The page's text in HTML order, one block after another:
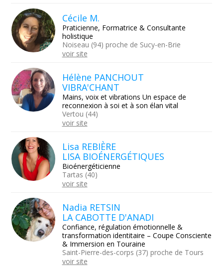
Cécile M.
Praticienne, Formatrice & Consultante
holistique
Noiseau (94) proche de Sucy-en-Brie
voir site
Hélène PANCHOUT
VIBRA'CHANT
Mains, voix et vibrations Un espace de
reconnexion à soi et à son élan vital
Vertou (44)
voir site
Lisa REBIÈRE
LISA BIOÉNERGÉTIQUES
Bioénergéticienne
Tartas (40)
voir site
Nadia RETSIN
LA CABOTTE D'ANADI
Confiance, régulation émotionnelle &
transformation identitaire – Coupe Consciente
& Immersion en Touraine
Saint-Pierre-des-corps (37) proche de Tours
voir site